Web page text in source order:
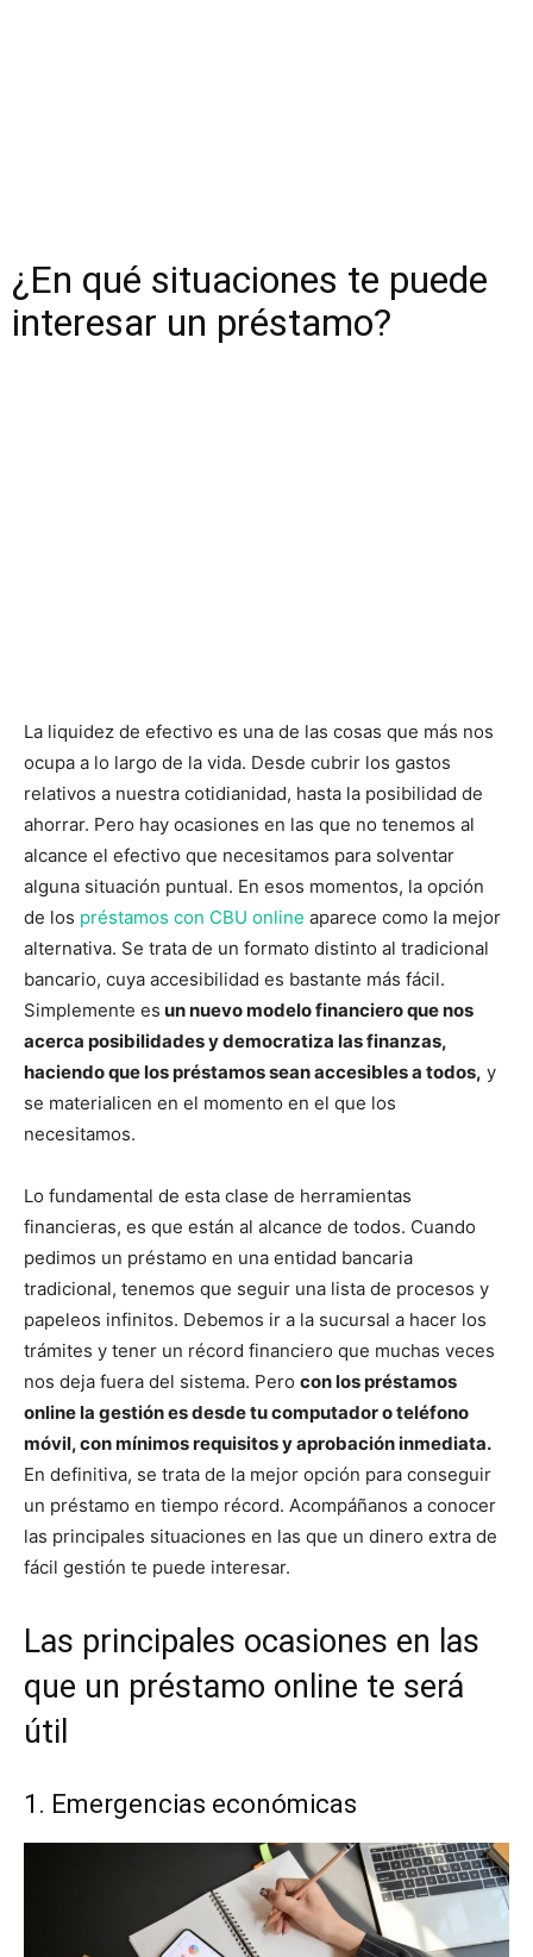
¿En qué situaciones te puede
interesar un préstamo?
La liquidez de efectivo es una de las cosas que más nos
ocupa a lo largo de la vida. Desde cubrir los gastos
relativos a nuestra cotidianidad, hasta la posibilidad de
ahorrar. Pero hay ocasiones en las que no tenemos al
alcance el efectivo que necesitamos para solventar
alguna situación puntual. En esos momentos, la opción
de los préstamos con CBU online aparece como la mejor
alternativa. Se trata de un formato distinto al tradicional
bancario, cuya accesibilidad es bastante más fácil.
Simplemente es un nuevo modelo financiero que nos
acerca posibilidades y democratiza las finanzas,
haciendo que los préstamos sean accesibles a todos, y
se materialicen en el momento en el que los
necesitamos.
Lo fundamental de esta clase de herramientas
financieras, es que están al alcance de todos. Cuando
pedimos un préstamo en una entidad bancaria
tradicional, tenemos que seguir una lista de procesos y
papeleos infinitos. Debemos ir a la sucursal a hacer los
trámites y tener un récord financiero que muchas veces
nos deja fuera del sistema. Pero con los préstamos
online la gestión es desde tu computador o teléfono
móvil, con mínimos requisitos y aprobación inmediata.
En definitiva, se trata de la mejor opción para conseguir
un préstamo en tiempo récord. Acompáñanos a conocer
las principales situaciones en las que un dinero extra de
fácil gestión te puede interesar.
Las principales ocasiones en las
que un préstamo online te será
útil
1. Emergencias económicas